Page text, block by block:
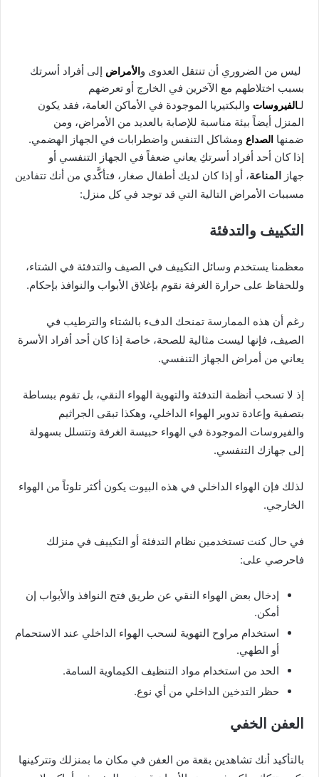
ليس من الضروري أن تنتقل العدوى والأمراض إلى أفراد أسرتك
بسبب اختلاطهم مع الآخرين في الخارج أو تعرضهم
لـالفيروسات والبكتيريا الموجودة في الأماكن العامة، فقد يكون
المنزل أيضاً بيئة مناسبة للإصابة بالعديد من الأمراض، ومن
ضمنها الصداع ومشاكل التنفس واضطرابات في الجهاز الهضمي.
إذا كان أحد أفراد أسرتكِ يعاني ضعفاً في الجهاز التنفسي أو
جهاز
المناعة، أو إذا كان لديك أطفال صغار، فتأكَّدي من أنك تتفادين
مسببات الأمراض التالية التي قد توجد في كل منزل:
التكييف والتدفئة
معظمنا يستخدم وسائل التكييف في الصيف والتدفئة في الشتاء،
وللحفاظ على حرارة الغرفة نقوم بإغلاق الأبواب والنوافذ بإحكام.
رغم أن هذه الممارسة تمنحك الدفء بالشتاء والترطيب في
الصيف، فإنها ليست مثالية للصحة، خاصة إذا كان أحد أفراد الأسرة
يعاني من أمراض الجهاز التنفسي.
إذ لا تسحب أنظمة التدفئة والتهوية الهواء النقي، بل تقوم ببساطة
بتصفية وإعادة تدوير الهواء الداخلي، وهكذا تبقى الجراثيم
والفيروسات الموجودة في الهواء حبيسة الغرفة وتتسلل بسهولة
إلى جهازك التنفسي.
لذلك فإن الهواء الداخلي في هذه البيوت يكون أكثر تلوثاً من الهواء
الخارجي.
في حال كنت تستخدمين نظام التدفئة أو التكييف في منزلك
فاحرصي على:
إدخال بعض الهواء النقي عن طريق فتح النوافذ والأبواب إن
أمكن.
استخدام مراوح التهوية لسحب الهواء الداخلي عند الاستحمام
أو الطهي.
الحد من استخدام مواد التنظيف الكيماوية السامة.
حظر التدخين الداخلي من أي نوع.
العفن الخفي
بالتأكيد أنك تشاهدين بقعة من العفن في مكان ما بمنزلك وتتركينها